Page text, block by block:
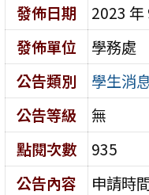
發佈日期
2023 年
發佈單位
學務處
公告類別
學生消
公告等級
無
點閱次數
935
公告內容
申請時